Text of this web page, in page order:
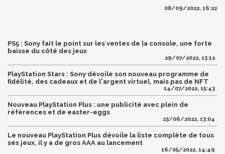
08/09/2022, 16:22
PS5 : Sony fait le point sur les ventes de la console, une forte
baisse du côté des jeux
29/07/2022, 13:12
PlayStation Stars : Sony dévoile son nouveau programme de
fidélité, des cadeaux et de l'argent virtuel, mais pas de NFT
14/07/2022, 15:43
Nouveau PlayStation Plus : une publicité avec plein de
références et de easter-eggs
23/06/2022, 13:04
Le nouveau PlayStation Plus dévoile la liste complète de tous
ses jeux, il y a de gros AAA au lancement
16/05/2022, 14:49